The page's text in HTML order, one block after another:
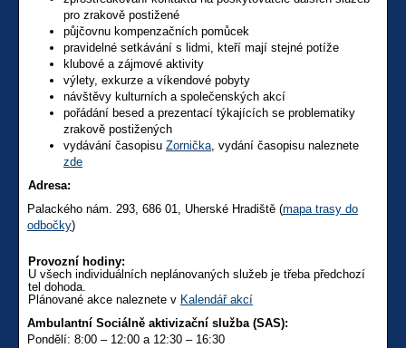
pro zrakově postižené
půjčovnu kompenzačních pomůcek
pravidelné setkávání s lidmi, kteří mají stejné potíže
klubové a zájmové aktivity
výlety, exkurze a víkendové pobyty
návštěvy kulturních a společenských akcí
pořádání besed a prezentací týkajících se problematiky
zrakově postižených
vydávání časopisu Zornička, vydání časopisu naleznete
zde
Adresa:
Palackého nám. 293, 686 01, Uherské Hradiště (mapa trasy do
odbočky)
Provozní hodiny:
U všech individuálních neplánovaných služeb je třeba předchozí
tel dohoda.
Plánované akce naleznete v Kalendář akcí
Ambulantní Sociálně aktivizační služba (SAS):
Pondělí: 8:00 – 12:00 a 12:30 – 16:30